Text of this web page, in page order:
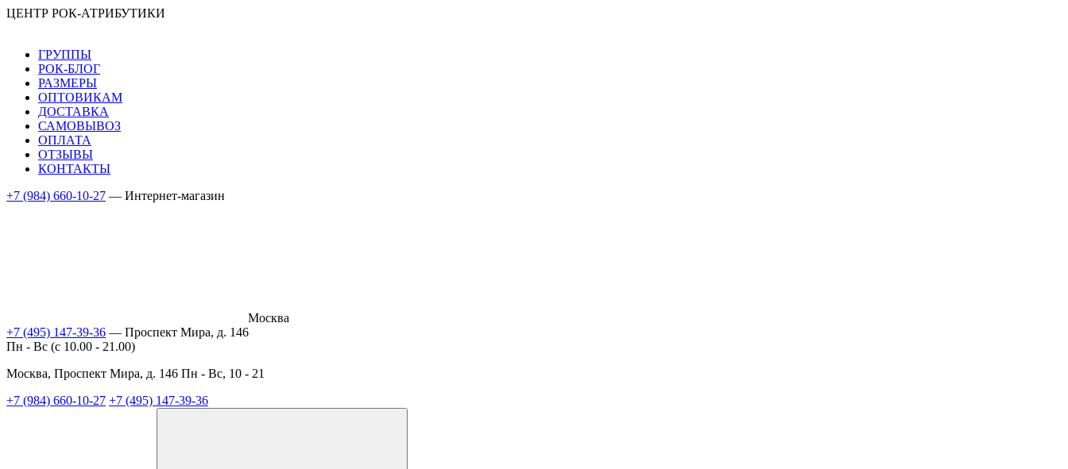
ЦЕНТР РОК-АТРИБУТИКИ
ГРУППЫ
РОК-БЛОГ
РАЗМЕРЫ
ОПТОВИКАМ
ДОСТАВКА
САМОВЫВОЗ
ОПЛАТА
ОТЗЫВЫ
КОНТАКТЫ
+7 (984) 660-10-27 — Интернет-магазин
Москва
+7 (495) 147-39-36 — Проспект Мира, д. 146
Пн - Вс (c 10.00 - 21.00)
Москва, Проспект Мира, д. 146 Пн - Вс, 10 - 21
+7 (984) 660-10-27 +7 (495) 147-39-36